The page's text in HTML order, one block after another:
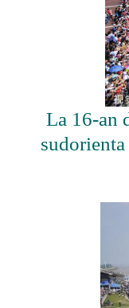
La 16-an